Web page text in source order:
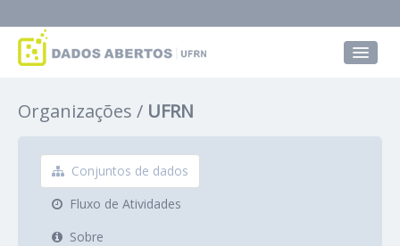
Grupos
Sobre
Organizações UFRN
Conjuntos de dados
Fluxo de Atividades
Sobre